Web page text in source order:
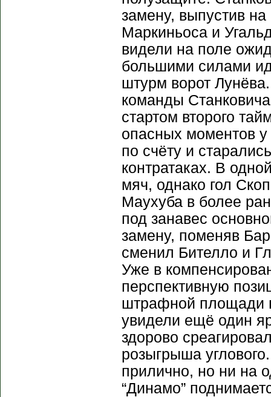
замену, выпустив
Маркиньоса и
видели на поле
большими силами
штурм ворот
команды
стартом второго
опасных моментов у
по счёту и
контратаках. В
мяч, однако гол
Маухуба в более
под занавес
замену, поменяв
сменил Бителло и
Уже в
перспективную
штрафной площади
увидели ещё один
здорово
розыгрыша
прилично, но ни на
“Динамо”